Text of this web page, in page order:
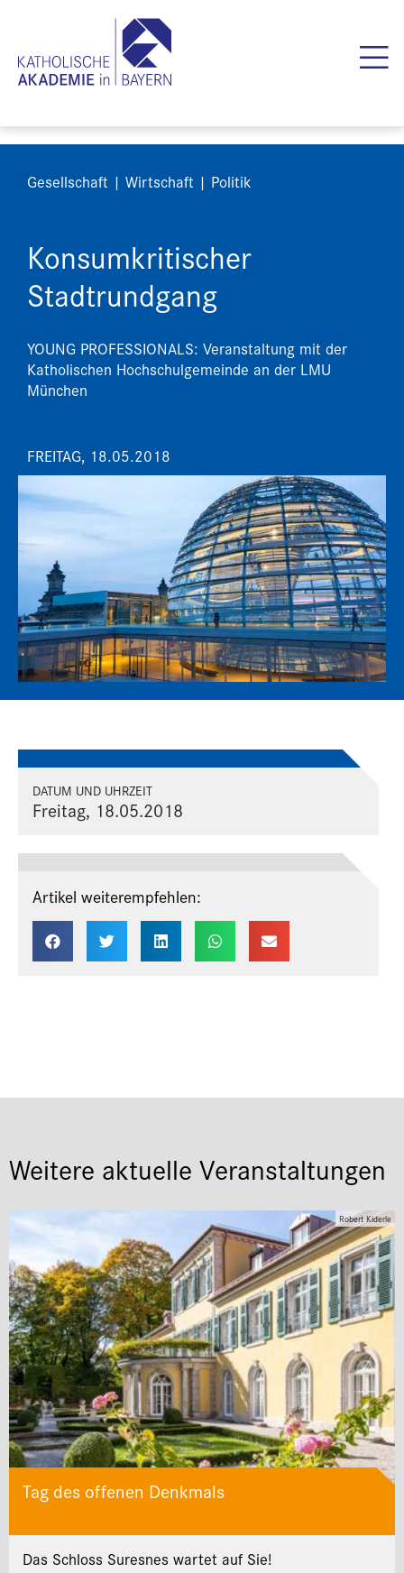
Gesellschaft | Wirtschaft | Politik
Konsumkritischer
Stadtrundgang
YOUNG PROFESSIONALS: Veranstaltung mit der
Katholischen Hochschulgemeinde an der LMU
München
FREITAG, 18.05.2018
DATUM UND UHRZEIT
Freitag, 18.05.2018
Artikel weiterempfehlen:
Weitere aktuelle Veranstaltungen
Robert Kiderle
Tag des offenen Denkmals
Das Schloss Suresnes wartet auf Sie!